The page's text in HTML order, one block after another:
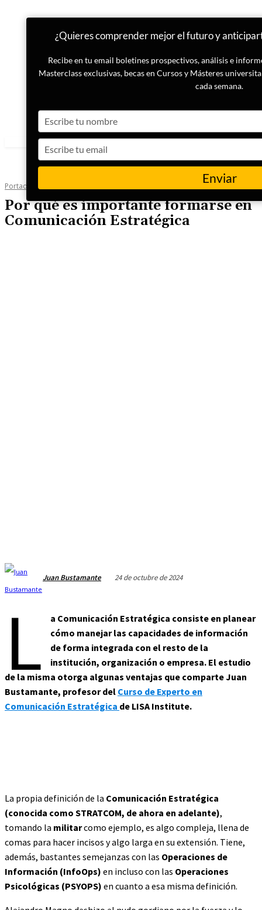
Portada Estrategia
Por qué es importante formarse en
Comunicación Estratégica
Juan Bustamante 24 de octubre de 2024
L
a Comunicación Estratégica consiste en planear
cómo manejar las capacidades de información
de forma integrada con el resto de la
institución, organización o empresa. El estudio
de la misma otorga algunas ventajas que comparte Juan
Bustamante, profesor del Curso de Experto en
Comunicación Estratégica de LISA Institute.
La propia definición de la Comunicación Estratégica
(conocida como STRATCOM, de ahora en adelante),
tomando la militarcomo ejemplo, es algo compleja, llena de
comas para hacer incisos y algo larga en su extensión. Tiene,
además, bastantes semejanzas con las Operaciones de
Información (InfoOps) en incluso con las Operaciones
Psicológicas (PSYOPS) en cuanto a esa misma definición.
¿Quieres comprender mejor el futuro y
Recibe en tu email boletines prospectivos, análisis e
Masterclass exclusivas, becas en Cursos y Másteres
cada semana.
your
name
your
email
Enviar